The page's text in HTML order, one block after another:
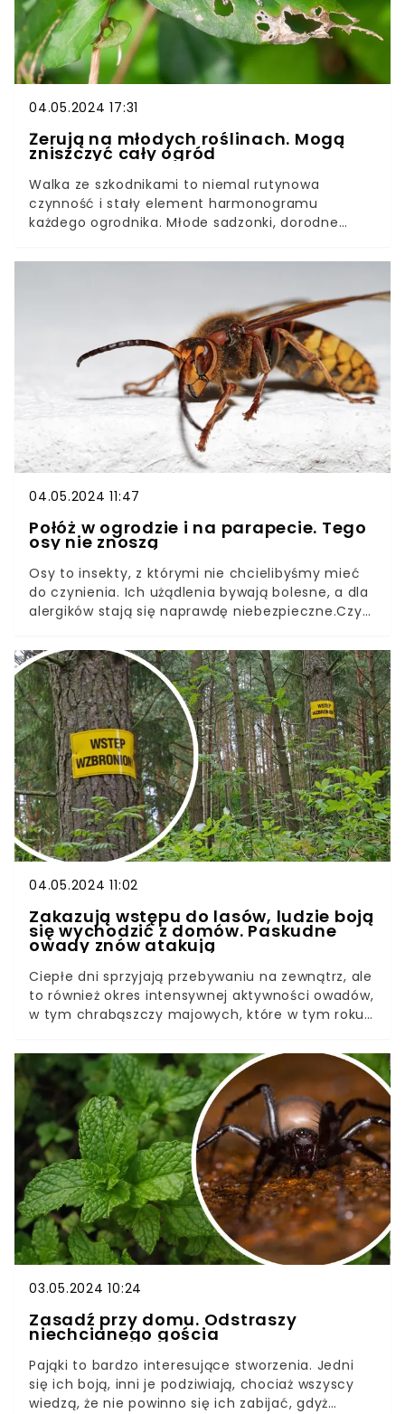
04.05.2024 17:31
Żerują na młodych roślinach. Mogą
zniszczyć cały ogród
Walka ze szkodnikami to niemal rutynowa
czynność i stały element harmonogramu
każdego ogrodnika. Młode sadzonki, dorodne
kwiaty przyciągają owady jak magnes.W naszych
często spotykane mszyce, larwy i ślimaki, ale
także opuchlaki. Co trzeba o nich wiedzieć i jak
się przed nimi ustrzec?
04.05.2024 11:47
Połóż w ogrodzie i na parapecie. Tego
osy nie znoszą
Osy to insekty, z którymi nie chcielibyśmy mieć
do czynienia. Ich użądlenia bywają bolesne, a dla
alergików stają się naprawdę niebezpieczne.Czy
ogrodu i domu? Oczywiście, że tak. Z pomocą
przychodzi domowe rozwiązanie, które na pewno
macie pod ręką. Koniecznie zapoznajcie się z
naszymi propozycjami i cieszcie się latem bez os.
04.05.2024 11:02
Zakazują wstępu do lasów, ludzie boją
się wychodzić z domów. Paskudne
owady znów atakują
Ciepłe dni sprzyjają przebywaniu na zewnątrz, ale
to również okres intensywnej aktywności owadów,
w tym chrabąszczy majowych, które w tym roku
stanowią poważne zagrożenie dla upraw, a
kontakt z nimi jest nieprzyjemny także dla ludzi,
dlatego w niektórych regionach Polski
wprowadzano zakazy wstępu do lasów.
03.05.2024 10:24
Zasadź przy domu. Odstraszy
niechcianego gościa
Pająki to bardzo interesujące stworzenia. Jedni
się ich boją, inni je podziwiają, chociaż wszyscy
wiedzą, że nie powinno się ich zabijać, gdyż